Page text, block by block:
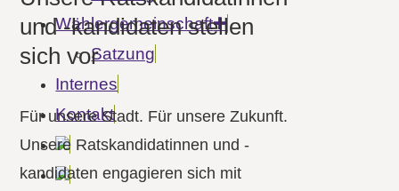
Wähler­gemeinschaft
Satzung
Internes
Kontakt
und -kandidaten stellen
sich vor
Für unsere Stadt. Für unsere Zukunft.
Unsere Ratskandidatinnen und -
kandidaten engagieren sich mit